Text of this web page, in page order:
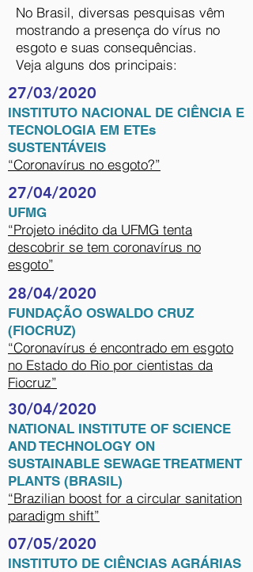
No Brasil, diversas pesquisas vêm
mostrando a presença do vírus no
esgoto e suas consequências.
Veja alguns dos principais:
27/03/2020
INSTITUTO NACIONAL DE CIÊNCIA E
TECNOLOGIA EM ETEs
SUSTENTÁVEIS
“Coronavírus no esgoto?”
27/04/2020
UFMG
“Projeto inédito da UFMG tenta
descobrir se tem coronavírus no
esgoto”
28/04/2020
FUNDAÇÃO OSWALDO CRUZ
(FIOCRUZ)
“Coronavírus é encontrado em esgoto
no Estado do Rio por cientistas da
Fiocruz”
30/04/2020
NATIONAL INSTITUTE OF SCIENCE
AND TECHNOLOGY ON
SUSTAINABLE SEWAGE TREATMENT
PLANTS (BRASIL)
“Brazilian boost for a circular sanitation
paradigm shift”
07/05/2020
INSTITUTO DE CIÊNCIAS AGRÁRIAS